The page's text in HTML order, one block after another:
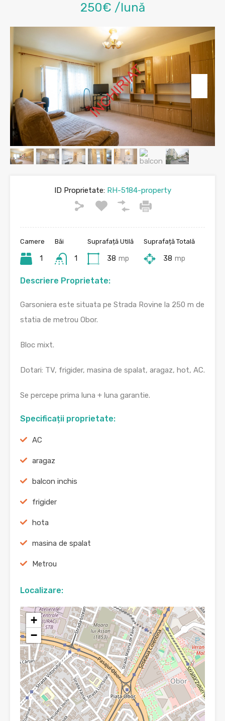
250€ /lună
ID Proprietate:RH-5184-property
Camere
1
Băi
1
Suprafață Utilă
38 mp
Suprafață Totală
38 mp
Descriere Proprietate:
Garsoniera este situata pe Strada Rovine la 250 m de
statia de metrou Obor.
Bloc mixt.
Dotari: TV, frigider, masina de spalat, aragaz, hot, AC.
Se percepe prima luna + luna garantie.
Specificații proprietate:
AC
aragaz
balcon inchis
frigider
hota
masina de spalat
Metrou
Localizare:
+
−